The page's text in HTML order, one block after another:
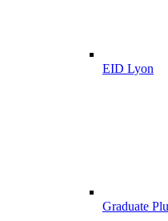
EID Lyon
Graduate